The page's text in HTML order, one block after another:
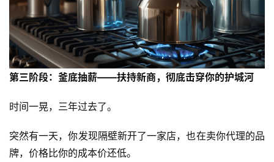
观
活
动
态
视
频
第三阶段：釜底抽薪——扶持新商，彻底击穿你的护城河
时间一晃，三年过去了。
突然有一天，你发现隔壁新开了一家店，也在卖你代理的品
牌，价格比你的成本价还低。